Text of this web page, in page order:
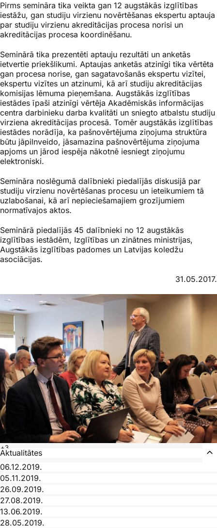
Pirms semināra tika veikta gan 12 augstākās izglītības
iestāžu, gan studiju virzienu novērtēšanas ekspertu aptauja
par studiju virzienu akreditācijas procesa norisi un
akreditācijas procesa koordinēšanu.
Seminārā tika prezentēti aptauju rezultāti un anketās
ietvertie priekšlikumi. Aptaujas anketās atzinīgi tika vērtēta
gan procesa norise, gan sagatavošanās ekspertu vizītei,
ekspertu vizītes un atzinumi, kā arī studiju akreditācijas
komisijas lēmuma pieņemšana. Augstākās izglītības
iestādes īpaši atzinīgi vērtēja Akadēmiskās informācijas
centra darbinieku darba kvalitāti un sniegto atbalstu studiju
virziena akreditācijas procesā. Tomēr augstākās izglītības
iestādes norādīja, ka pašnovērtējuma ziņojuma struktūra
būtu jāpilnveido, jāsamazina pašnovērtējuma ziņojuma
apjoms un jārod iespēja nākotnē iesniegt ziņojumu
elektroniski.
Semināra noslēgumā dalībnieki piedalījās diskusijā par
studiju virzienu novērtēšanas procesu un ieteikumiem tā
uzlabošanai, kā arī nepieciešamajiem grozījumiem
normatīvajos aktos.
Seminārā piedalījās 45 dalībnieki no 12 augstākās
izglītības iestādēm, Izglītības un zinātnes ministrijas,
Augstākās izglītības padomes un Latvijas koledžu
asociācijas.
31.05.2017.
+3
Aktualitātes
06.12.2019.
05.11.2019.
26.09.2019.
27.08.2019.
13.06.2019.
28.05.2019.